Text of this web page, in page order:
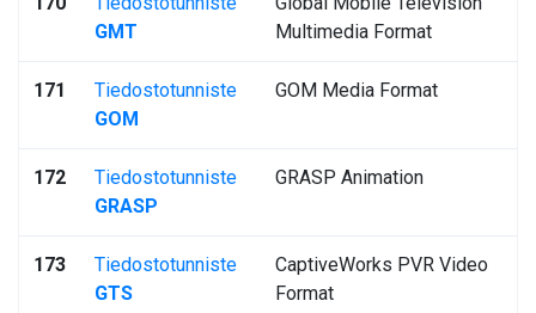
GMT
Multimedia Format
171
Tiedostotunniste
GOM
GOM Media Format
172
Tiedostotunniste
GRASP
GRASP Animation
173
Tiedostotunniste
GTS
CaptiveWorks PVR Video
Format